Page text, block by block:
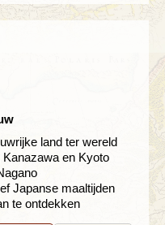
land ter wereld
en Kyoto
Japanse maaltijden
te ontdekken